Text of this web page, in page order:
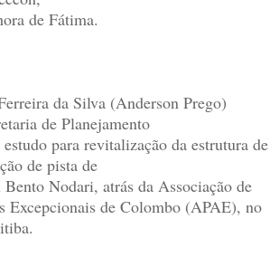
de Fátima.
da Silva (Anderson Prego)
de Planejamento
para revitalização da estrutura de
de pista de
Bento Nodari, atrás da Associação de
Excepcionais de Colombo (APAE), no